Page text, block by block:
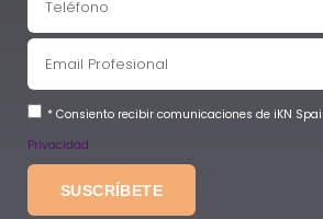
* Consiento recibir comunicaciones de iKN
Privacidad
SUSCRÍBETE